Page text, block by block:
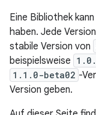
Eine Bibliothek
haben. Jede
stabile Version von
beispielsweise
1.1.0-beta02 -
Version geben.